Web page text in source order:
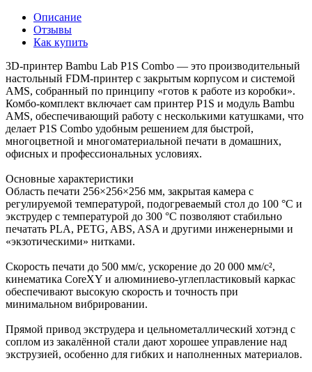
Описание
Отзывы
Как купить
3D‑принтер Bambu Lab P1S Combo — это производительный
настольный FDM‑принтер с закрытым корпусом и системой
AMS, собранный по принципу «готов к работе из коробки».
Комбо‑комплект включает сам принтер P1S и модуль Bambu
AMS, обеспечивающий работу с несколькими катушками, что
делает P1S Combo удобным решением для быстрой,
многоцветной и многоматериальной печати в домашних,
офисных и профессиональных условиях.
Основные характеристики
Область печати 256×256×256 мм, закрытая камера с
регулируемой температурой, подогреваемый стол до 100 °C и
экструдер с температурой до 300 °C позволяют стабильно
печатать PLA, PETG, ABS, ASA и другими инженерными и
«экзотическими» нитками.
Скорость печати до 500 мм/с, ускорение до 20 000 мм/с²,
кинематика CoreXY и алюминиево‑углепластиковый каркас
обеспечивают высокую скорость и точность при
минимальном вибрировании.
Прямой привод экструдера и цельнометаллический хотэнд с
соплом из закалённой стали дают хорошее управление над
экструзией, особенно для гибких и наполненных материалов.